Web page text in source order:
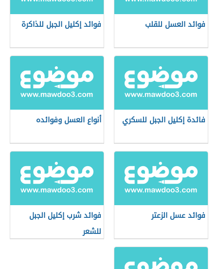
فوائد العسل للقلب فوائد إكليل الجبل للذاكرة
فائدة إكليل الجبل للسكري أنواع العسل وفوائده
فوائد عسل الزعتر
فوائد شرب إكليل الجبل
للشعر